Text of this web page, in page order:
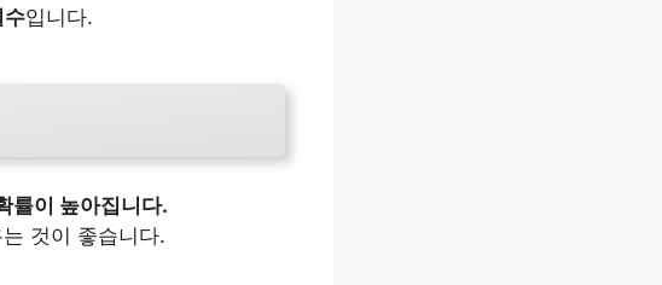
수입니다.
률이 높아집니다.
것이 좋습니다.